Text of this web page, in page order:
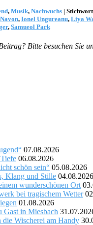
, Musik, Nachwuchs |
, Ionel Ungureanu, Liya
, Samueol Park
Bitte besuchen Sie
07.08.2026
06.08.2026
schön sein“ 05.08.2026
Klang und Stille 04.08.2026
wunderschönen Ort
bei tragischem Wetter
01.08.2026
Gast in Miesbach
die Wischerei am Handy